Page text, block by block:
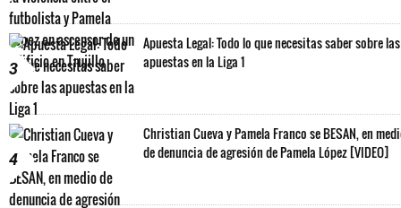
3
Apuesta Legal: Todo lo que necesitas saber sobre las
apuestas en la Liga 1
4
Christian Cueva y Pamela Franco se BESAN, en
de denuncia de agresión de Pamela López [VIDEO]